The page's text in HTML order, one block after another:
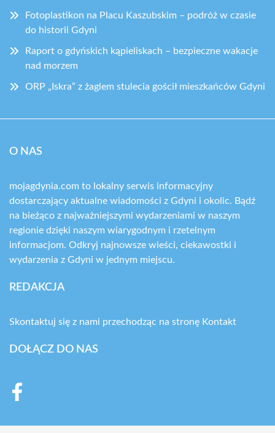
Fotoplastikon na Placu Kaszubskim – podróż w czasie
do historii Gdyni
Raport o gdyńskich kąpieliskach – bezpieczne wakacje
nad morzem
ORP „Iskra” z żaglem stulecia gościł mieszkańców Gdyni
O NAS
mojagdynia.com to lokalny serwis informacyjny
dostarczający aktualne wiadomości z Gdyni i okolic. Bądź
na bieżąco z najważniejszymi wydarzeniami w naszym
regionie dzięki naszym wiarygodnym i rzetelnym
informacjom. Odkryj najnowsze wieści, ciekawostki i
wydarzenia z Gdyni w jednym miejscu.
REDAKCJA
Skontaktuj się z nami przechodząc na stronę Kontakt
DOŁĄCZ DO NAS